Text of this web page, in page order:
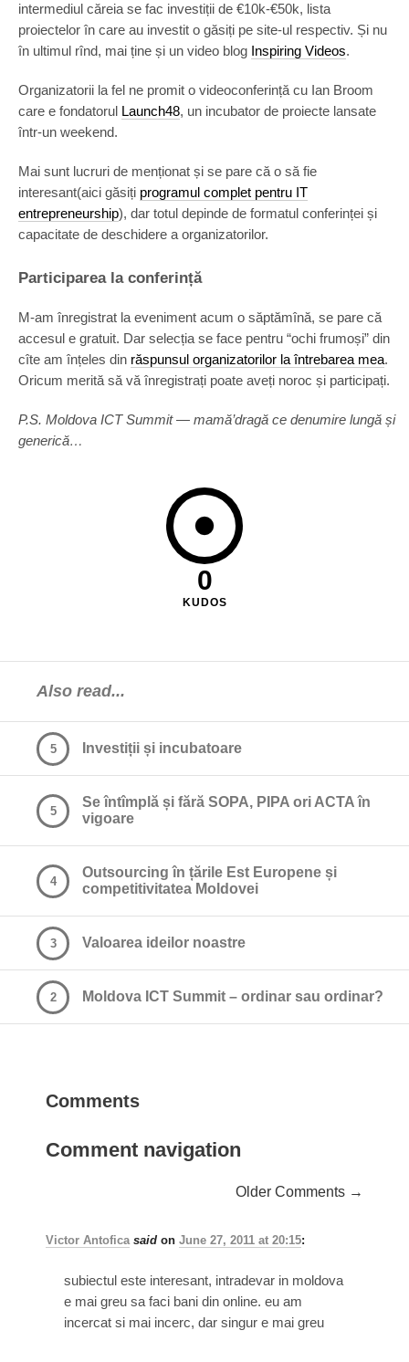
intermediul căreia se fac investiții de €10k-€50k, lista
proiectelor în care au investit o găsiți pe site-ul respectiv. Și nu
în ultimul rînd, mai ține și un video blog Inspiring Videos.
Organizatorii la fel ne promit o videoconferință cu Ian Broom
care e fondatorul Launch48, un incubator de proiecte lansate
într-un weekend.
Mai sunt lucruri de menționat și se pare că o să fie
interesant(aici găsiți programul complet pentru IT
entrepreneurship), dar totul depinde de formatul conferinței și
capacitate de deschidere a organizatorilor.
Participarea la conferință
M-am înregistrat la eveniment acum o săptămînă, se pare că
accesul e gratuit. Dar selecția se face pentru “ochi frumoși” din
cîte am înțeles din răspunsul organizatorilor la întrebarea mea.
Oricum merită să vă înregistrați poate aveți noroc și participați.
P.S. Moldova ICT Summit — mamă’dragă ce denumire lungă și
generică…
0
KUDOS
Also read...
Investiții și incubatoare
5
Se întîmplă și fără SOPA, PIPA ori ACTA în
vigoare
5
Outsourcing în țările Est Europene și
competitivitatea Moldovei
4
Valoarea ideilor noastre
3
Moldova ICT Summit – ordinar sau ordinar?
2
Comments
Comment navigation
Older Comments →
Victor Antofica said on June 27, 2011 at 20:15:
subiectul este interesant, intradevar in moldova
e mai greu sa faci bani din online. eu am
incercat si mai incerc, dar singur e mai greu